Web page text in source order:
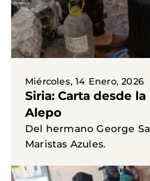
Miércoles, 14 Enero, 2026
Siria: Carta desde
Alepo
Del hermano George
Maristas Azules.